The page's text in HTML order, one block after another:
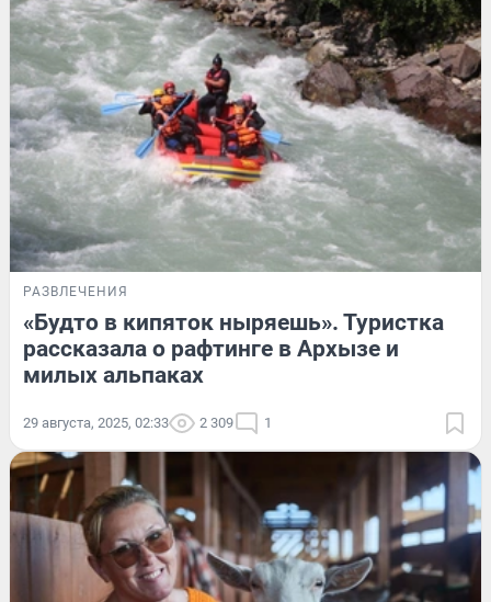
РАЗВЛЕЧЕНИЯ
«Будто в кипяток ныряешь». Туристка
рассказала о рафтинге в Архызе и
милых альпаках
29 августа, 2025, 02:33 2 309 1